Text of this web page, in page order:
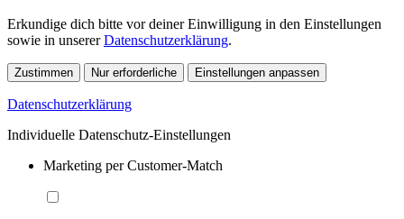
Erkundige dich bitte vor deiner Einwilligung in den Einstellungen
sowie in unsererDatenschutzerklärung.
Zustimmen Nur erforderliche Einstellungen anpassen
Datenschutzerklärung
Individuelle Datenschutz-Einstellungen
Marketing per Customer-Match